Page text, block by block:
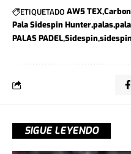
ETIQUETADO AW5 TEX
Pala Sidespin Hunterpalas
PALAS PADELSidespin
SIGUE LEYENDO